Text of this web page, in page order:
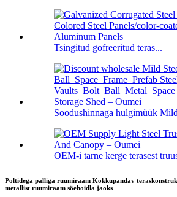
Tsingitud gofreeritud teras...
Soodushinnaga hulgimüük
OEM-i tarne kerge terasest
Poltidega palliga ruumiraam Kokkupandav
metallist ruumiraam söehoidla jaoks